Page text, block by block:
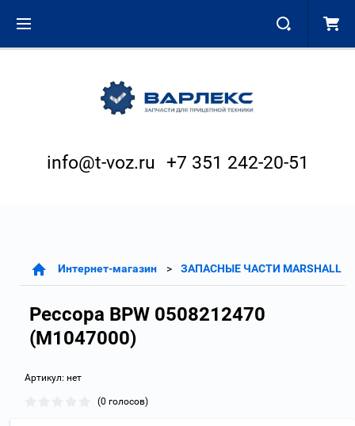
info@t-voz.ru +7 351 242-20-51
Интернет-магазин ЗАПАСНЫЕ ЧАСТИ MARSHALL
Рессора BPW 0508212470
(M1047000)
Артикул: нет
(0 голосов)